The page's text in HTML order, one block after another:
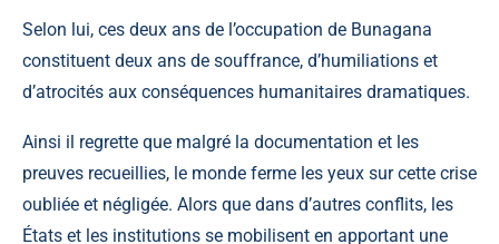
Selon lui, ces deux ans de l’occupation de Bunagana
constituent deux ans de souffrance, d’humiliations et
d’atrocités aux conséquences humanitaires dramatiques.
Ainsi il regrette que malgré la documentation et les
preuves recueillies, le monde ferme les yeux sur cette crise
oubliée et négligée. Alors que dans d’autres conflits, les
États et les institutions se mobilisent en apportant une